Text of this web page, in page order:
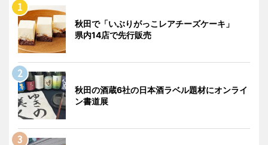
秋田で「いぶりがっこレアチーズケーキ」
県内14店で先行販売
秋田の酒蔵6社の日本酒ラベル題材にオンライ
ン書道展